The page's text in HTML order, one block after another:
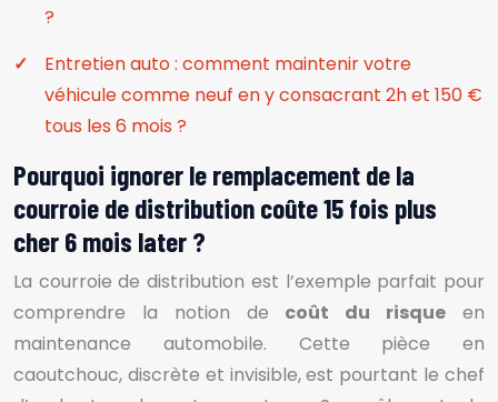
?
Entretien auto : comment maintenir votre
véhicule comme neuf en y consacrant 2h et 150 €
tous les 6 mois ?
Pourquoi ignorer le remplacement de la
courroie de distribution coûte 15 fois plus
cher 6 mois later ?
La courroie de distribution est l’exemple parfait pour
comprendre la notion de coût du risque en
maintenance automobile. Cette pièce en
caoutchouc, discrète et invisible, est pourtant le chef